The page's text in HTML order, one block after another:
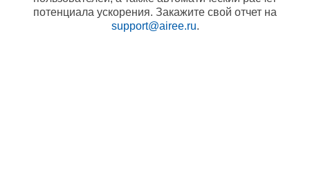
потенциала ускорения. Закажите свой отчет на
support@airee.ru.